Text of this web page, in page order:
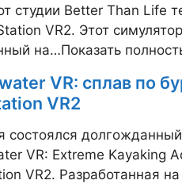
студии Better Than Life
VR2. Этот
на…Показать
VR: сплав по
VR2
состоялся
VR: Extreme Kayaking
VR2. Разработанная